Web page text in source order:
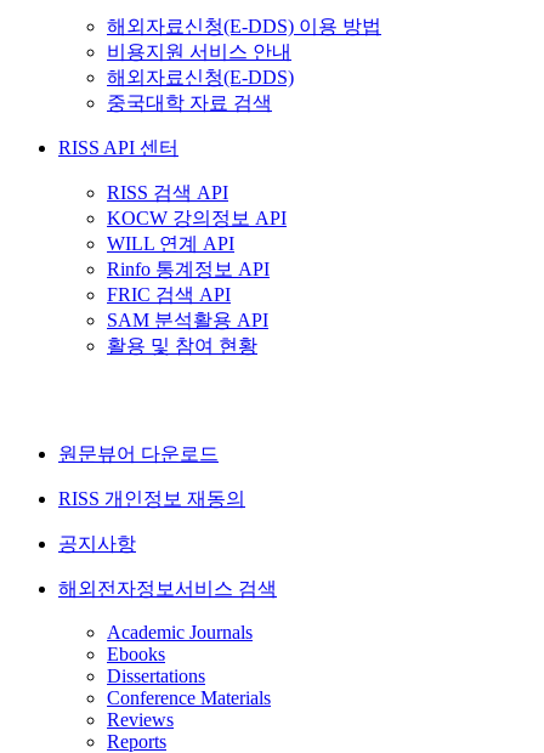
해외자료신청(E-DDS) 이용 방법
비용지원 서비스 안내
해외자료신청(E-DDS)
중국대학 자료 검색
RISS API 센터
RISS 검색 API
KOCW 강의정보 API
WILL 연계 API
Rinfo 통계정보 API
FRIC 검색 API
SAM 분석활용 API
활용 및 참여 현황
원문뷰어 다운로드
RISS 개인정보 재동의
공지사항
해외전자정보서비스 검색
Academic Journals
Ebooks
Dissertations
Conference Materials
Reviews
Reports